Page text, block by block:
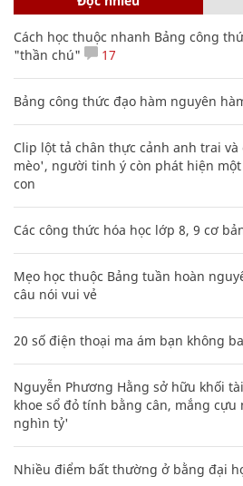
Cách học thuộc nhanh Bảng công
"thần chú"
17
Bảng công thức đạo hàm nguyên
Clip lột tả chân thực cảnh anh trai
mèo', người tinh ý còn phát hiện
con
Các công thức hóa học lớp 8, 9 cơ
Mẹo học thuộc Bảng tuần hoàn
câu nói vui vẻ
20 số điện thoại ma ám bạn không
Nguyễn Phương Hằng sở hữu khối
khoe sổ đỏ tính bằng cân, mắng cựu
nghìn tỷ'
Nhiều điểm bất thường ở bằng đại